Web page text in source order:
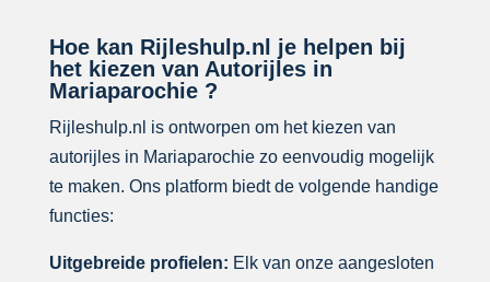
Hoe kan Rijleshulp.nl je helpen bij
het kiezen van Autorijles in
Mariaparochie ?
Rijleshulp.nl is ontworpen om het kiezen van
autorijles in Mariaparochie zo eenvoudig mogelijk
te maken. Ons platform biedt de volgende handige
functies:
Uitgebreide profielen: Elk van onze aangesloten